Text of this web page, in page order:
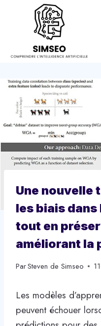
Une nouvelle
les biais dans
tout en
améliorant la
ParSteven de Simseo
Les modèles
peuvent échouer